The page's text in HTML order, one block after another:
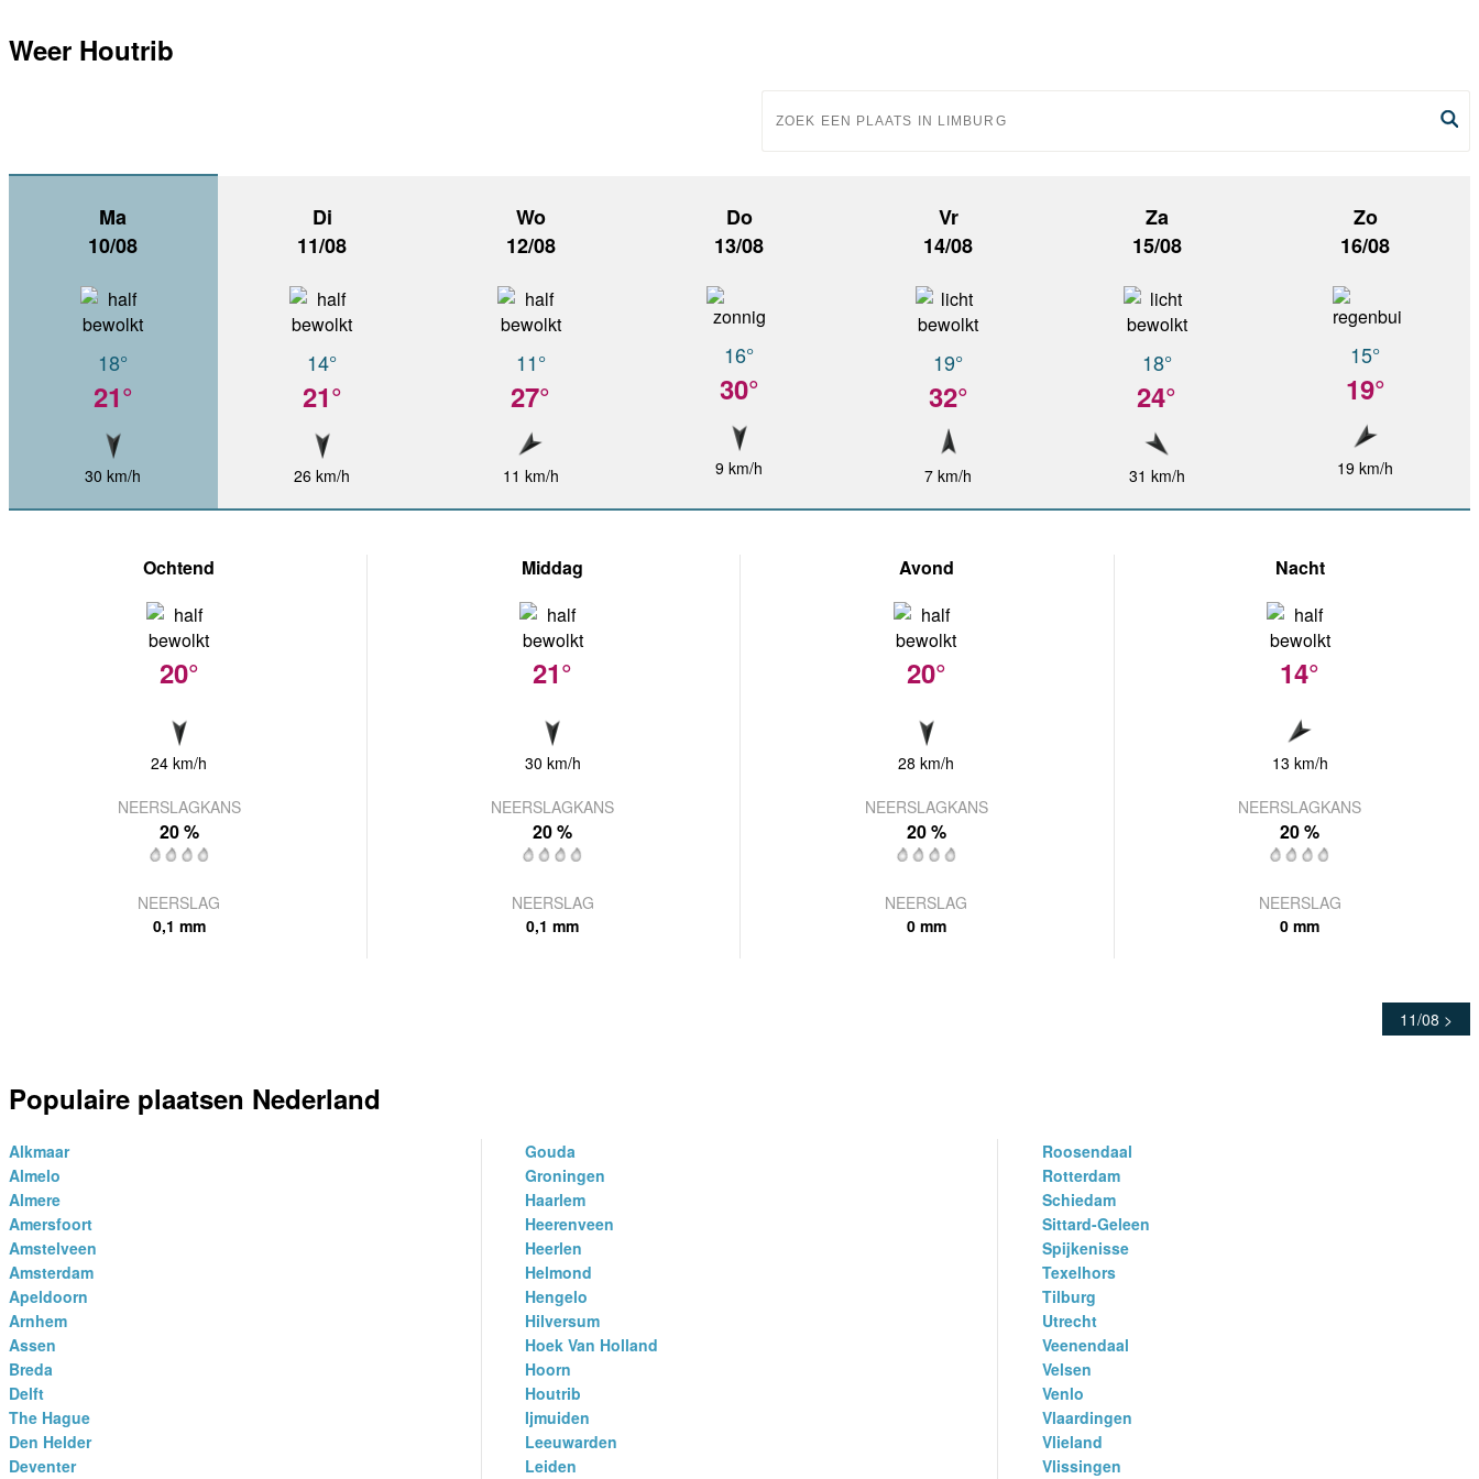
Weer Houtrib
Ma
10/08
18°
21°
30 km/h
Di
11/08
14°
21°
26 km/h
Wo
12/08
11°
27°
11 km/h
Do
13/08
16°
30°
9 km/h
Vr
14/08
19°
32°
7 km/h
Za
15/08
18°
24°
31 km/h
Zo
16/08
15°
19°
19 km/h
Ochtend
20°
24 km/h
NEERSLAGKANS
20 %
NEERSLAG
0,1 mm
Middag
21°
30 km/h
NEERSLAGKANS
20 %
NEERSLAG
0,1 mm
Avond
20°
28 km/h
NEERSLAGKANS
20 %
NEERSLAG
0 mm
Nacht
14°
13 km/h
NEERSLAGKANS
20 %
NEERSLAG
0 mm
11/08 >
Populaire plaatsen Nederland
Alkmaar
Almelo
Almere
Amersfoort
Amstelveen
Amsterdam
Apeldoorn
Arnhem
Assen
Breda
Delft
The Hague
Den Helder
Deventer
Gouda
Groningen
Haarlem
Heerenveen
Heerlen
Helmond
Hengelo
Hilversum
Hoek Van Holland
Hoorn
Houtrib
Ijmuiden
Leeuwarden
Leiden
Roosendaal
Rotterdam
Schiedam
Sittard-Geleen
Spijkenisse
Texelhors
Tilburg
Utrecht
Veenendaal
Velsen
Venlo
Vlaardingen
Vlieland
Vlissingen